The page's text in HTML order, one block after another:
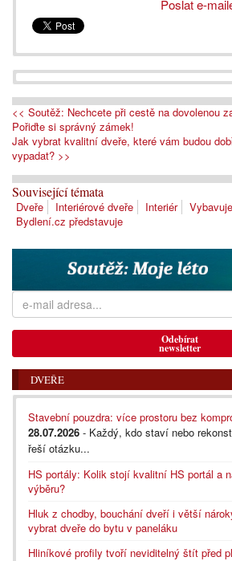
Poslat e-
<< Soutěž: Nechcete při cestě na dovolenou
Pořiďte si správný zámek!
Jak vybrat kvalitní dveře, které vám budou
vypadat? >>
Související témata
Dveře Interiérové dveře Interiér
Bydlení.cz představuje
Odebírat
newsletter
DVEŘE
Stavební pouzdra: více prostoru bez
28.07.2026 - Každý, kdo staví nebo
řeší otázku...
HS portály: Kolik stojí kvalitní HS portál a
výběru?
Hluk z chodby, bouchání dveří i větší
vybrat dveře do bytu v paneláku
Hliníkové profily tvoří neviditelný štít před